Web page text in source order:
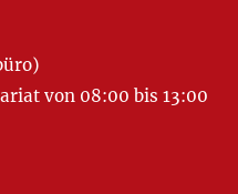
von 08:00 bis 13:00